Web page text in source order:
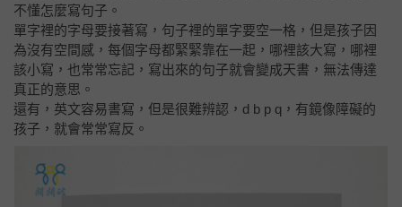
不懂怎麼寫句子。
單字裡的字母要接著寫，句子裡的單字要空一格，但是孩子因
為沒有空間感，每個字母都緊緊靠在一起，哪裡該大寫，哪裡
該小寫，也常常忘記，寫出來的句子就會變成天書，無法傳達
真正的意思。
還有，英文容易書寫，但是很難辨認，d b p q，有鏡像障礙的
孩子，就會常常寫反。